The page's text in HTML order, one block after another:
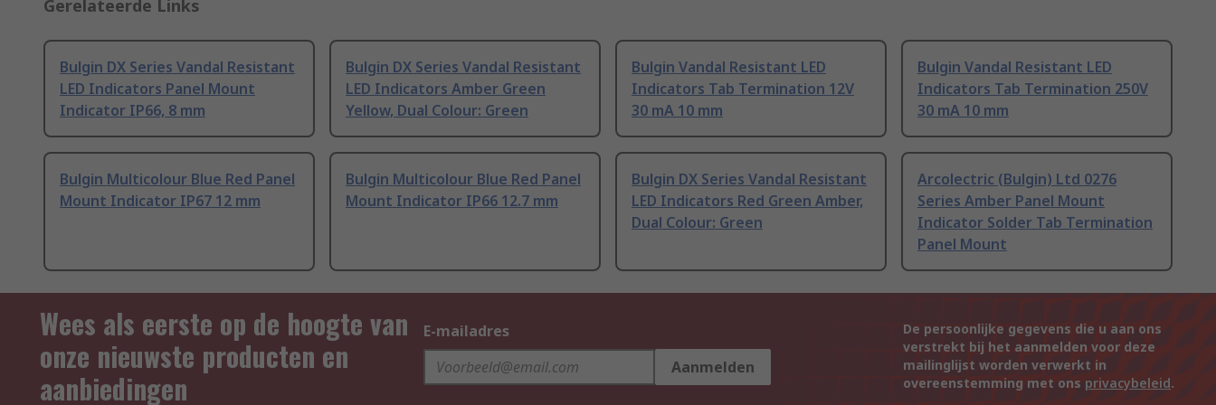
Gerelateerde Links
Bulgin DX Series Vandal Resistant
LED Indicators Panel Mount
Indicator IP66, 8 mm
Bulgin DX Series Vandal Resistant
LED Indicators Amber Green
Yellow, Dual Colour: Green
Bulgin Vandal Resistant LED
Indicators Tab Termination 12V
30 mA 10 mm
Bulgin Vandal Resistant LED
Indicators Tab Termination 250V
30 mA 10 mm
Bulgin Multicolour Blue Red Panel
Mount Indicator IP67 12 mm
Bulgin Multicolour Blue Red Panel
Mount Indicator IP66 12.7 mm
Bulgin DX Series Vandal Resistant
LED Indicators Red Green Amber,
Dual Colour: Green
Arcolectric (Bulgin) Ltd 0276
Series Amber Panel Mount
Indicator Solder Tab Termination
Panel Mount
Wees als eerste op de hoogte van
onze nieuwste producten en
aanbiedingen
E-mailadres
Aanmelden
De persoonlijke gegevens die u aan ons
verstrekt bij het aanmelden voor deze
mailinglijst worden verwerkt in
overeenstemming met ons privacybeleid.